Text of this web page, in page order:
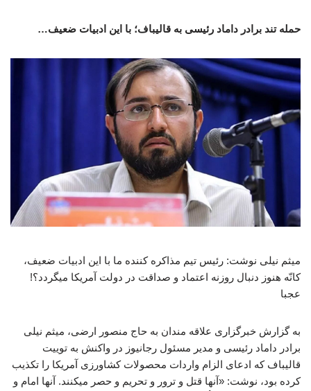
حمله تند برادر داماد رئیسی به قالیباف؛ با این ادبیات ضعیف…
میثم نیلی نوشت: رئیس تیم مذاکره کننده ما با این ادبیات ضعیف،
کانّه هنوز دنبال روزنه اعتماد و صداقت در دولت آمریکا میگردد؟!
عجبا
به گزارش خبرگزاری علاقه مندان به حاج منصور ارضی، میثم نیلی
برادر داماد رئیسی و مدیر مسئول رجانیوز در واکنش به توییت
قالیباف که ادعای الزام واردات محصولات کشاورزی آمریکا را تکذیب
کرده بود، نوشت: «آنها قتل و ترور و تحریم و حصر میکنند. آنها امام و